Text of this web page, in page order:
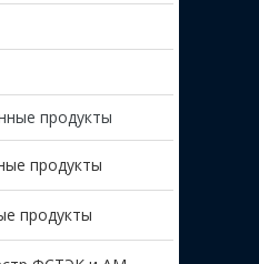
продукты
продукты
продукты